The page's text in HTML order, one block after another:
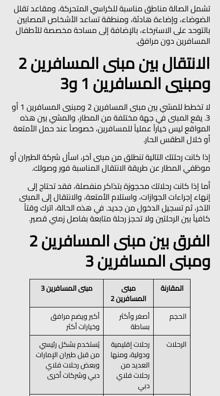
تشمل الصالة مناطق مناسبة للكراسي المتحركة، ومقاعد تقلل
الضوضاء، وإضاءة هادئة، ومنطقة تساعد الأشخاص المصابين
بالتوحد على الاسترخاء، بالإضافة إلى مساحة مخصصة للأطفال
المسافرين دون مرافق.
الانتقال بين مبنى المسافرين 2
ومبنيي المسافرين 1 و3
لا تخطط للمشي بين مبنى المسافرين 2 ومبنيي المسافرين 1 أو
3. يقع المبنى في جهة مختلفة من المطار، والمشي بين هذه
المواقع ليس خياراً عملياً للمسافرين، خصوصاً عند حمل الأمتعة
أو خلال الطقس الحار.
إذا كانت رحلتك التالية تنطلق من مبنى آخر، اسأل شركة الطيران أو
موظفي المطار عن طريقة الانتقال المناسبة فور وصولك.
أما إذا كانت رحلاتك محجوزة بتذاكر منفصلة، فقد تحتاج إلى
إنهاء إجراءات الجوازات، واستلام الأمتعة، والانتقال إلى المبنى
الآخر، ثم تسجيل الدخول من جديد. في هذه الحالة، اترك وقتاً
كافياً بين الرحلتين ولا تحجز رحلة متابعة بفاصل زمني قصير.
الفرق بين مبنى المسافرين 2
ومبنى المسافرين 3
المقارنة مبنى
المسافرين 2
مبنى المسافرين 3
الحجم أصغر وأكثر
بساطة
أكبر ويضم مرافق
وخيارات أكثر
الرحلات
رحلات إقليمية
ودولية، ومنها
العديد من
رحلات فلاي
دبي
يُستخدم بشكل رئيسي
من قبل طيران الإمارات
وبعض رحلات فلاي
دبي وشركات أخرى